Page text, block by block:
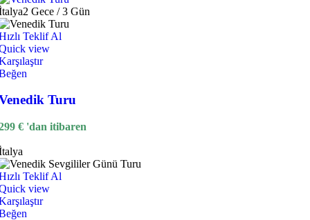
2 Gece / 3 Gün
Teklif Al
view
Turu
€ 'dan itibaren
Teklif Al
view